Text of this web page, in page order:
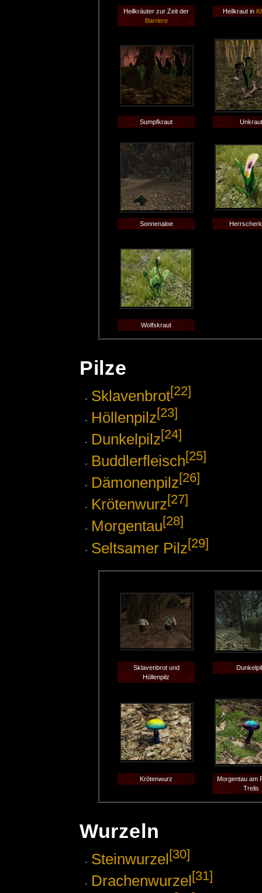
Heilkräuter zur Zeit der
Barriere
Heilkraut in
Sumpfkraut Unkraut
Sonnenaloe
Wolfskraut
Pilze
Sklavenbrot[22]
Höllenpilz[23]
Dunkelpilz[24]
Buddlerfleisch[25]
Dämonenpilz[26]
Krötenwurz[27]
Morgentau[28]
Seltsamer Pilz[29]
Sklavenbrot und
Höllenpilz
Krötenwurz
Morgentau am
Trelis
Wurzeln
Steinwurzel[30]
Drachenwurzel[31]